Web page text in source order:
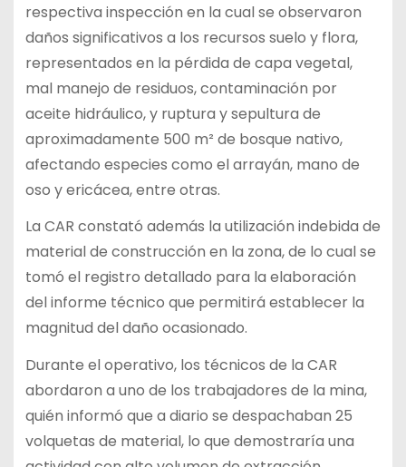
respectiva inspección en la cual se observaron
daños significativos a los recursos suelo y flora,
representados en la pérdida de capa vegetal,
mal manejo de residuos, contaminación por
aceite hidráulico, y ruptura y sepultura de
aproximadamente 500 m² de bosque nativo,
afectando especies como el arrayán, mano de
oso y ericácea, entre otras.
La CAR constató además la utilización indebida de
material de construcción en la zona, de lo cual se
tomó el registro detallado para la elaboración
del informe técnico que permitirá establecer la
magnitud del daño ocasionado.
Durante el operativo, los técnicos de la CAR
abordaron a uno de los trabajadores de la mina,
quién informó que a diario se despachaban 25
volquetas de material, lo que demostraría una